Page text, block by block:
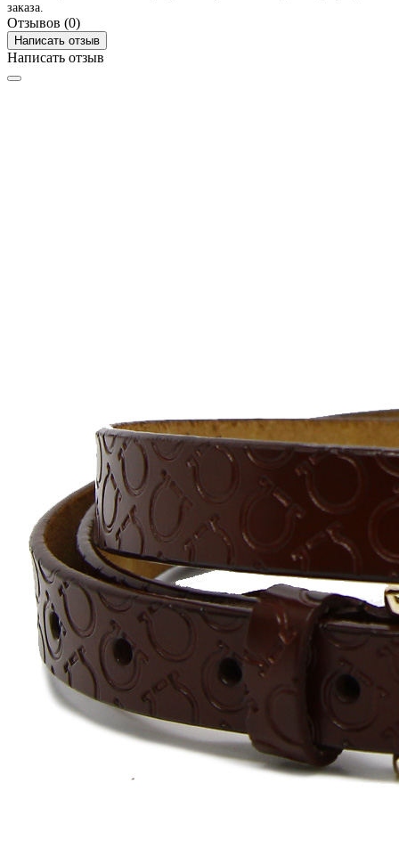
заказа.
Отзывов (0)
Написать отзыв
Написать отзыв